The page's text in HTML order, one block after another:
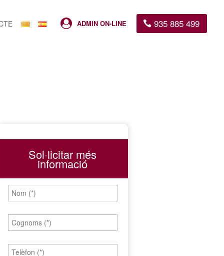
 ADMIN ON-LINE 935 885 499
Sol·licitar més
informació